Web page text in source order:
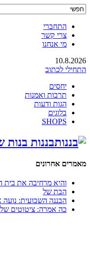
התחברי
צרי קשר
מי אנחנו
10.8.2026
התחילי לכתוב
יחסים
תרבות ואמנות
הגות ודעות
בלוגים
SHOPS
בננות
מאמרים אחרונים
והיא מרחיבה את בית
הבת של
הבננה השבועית: נועה
כה אמרה: ציטוטים